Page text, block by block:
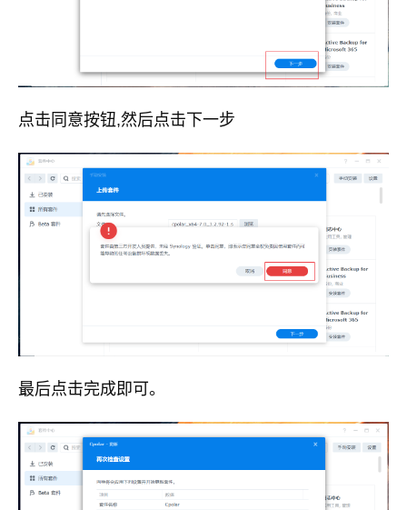
点击同意按钮,然后点击下一步
最后点击完成即可。